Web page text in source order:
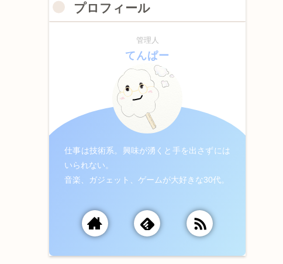
プロフィール
管理人
てんぱー
仕事は技術系。興味が湧くと手を出さずには
いられない。
音楽、ガジェット、ゲームが大好きな30代。